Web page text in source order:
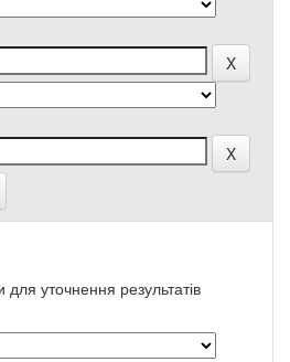
для уточнення результатів